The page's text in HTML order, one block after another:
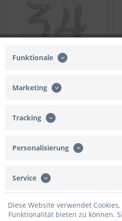
Adventskranz Anhänger
Funktionale
Marketing
Tracking
Personalisierung
Service
Diese Website verwendet
Funktionalität bieten zu können.